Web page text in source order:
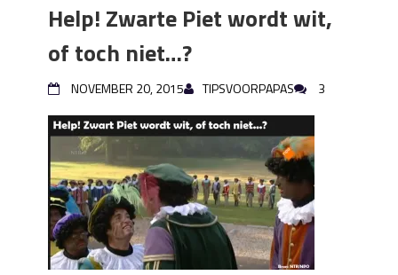
Help! Zwarte Piet wordt wit,
of toch niet…?
NOVEMBER 20, 2015 TIPSVOORPAPAS 3